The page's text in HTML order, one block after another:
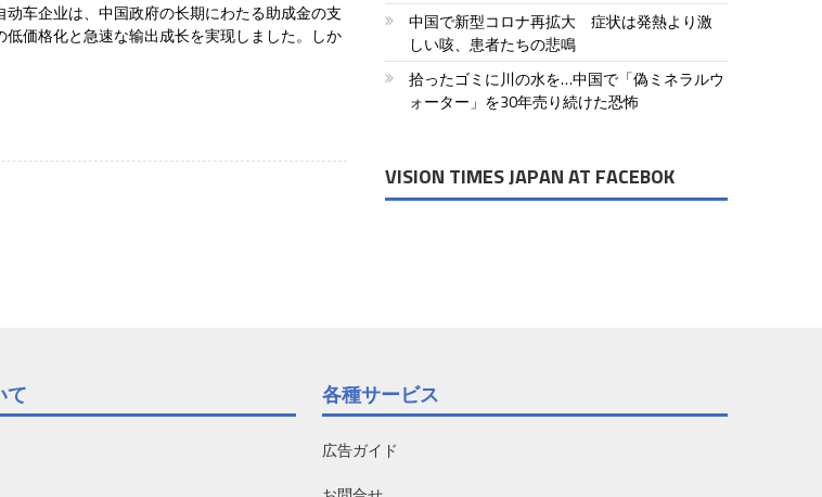
车企业は、中国政府の长期にわたる助成金の支
低価格化と急速な输出成长を実现しました。しか
中国で新型コロナ再拡大 症状は発熱より激
しい咳、患者たちの悲鳴
拾ったゴミに川の水を…中国で「偽ミネラルウ
ォーター」を30年売り続けた恐怖
VISION TIMES JAPAN AT FACEBOK
て 各種サービス
広告ガイド